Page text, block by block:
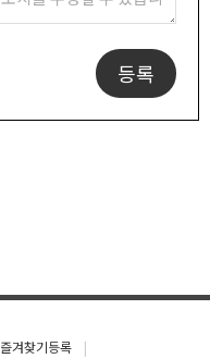
등록
즐겨찾기등록